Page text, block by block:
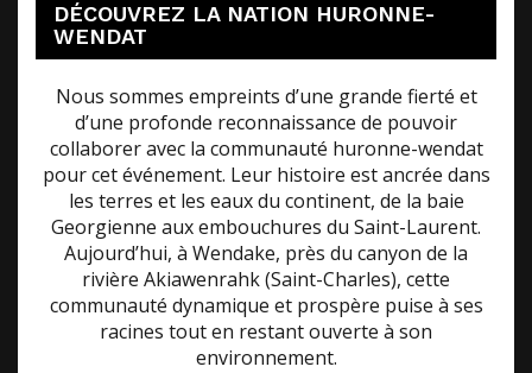
DÉCOUVREZ LA NATION HURONNE-
WENDAT
Nous sommes empreints d’une grande fierté et
d’une profonde reconnaissance de pouvoir
collaborer avec la communauté huronne-wendat
pour cet événement. Leur histoire est ancrée dans
les terres et les eaux du continent, de la baie
Georgienne aux embouchures du Saint-Laurent.
Aujourd’hui, à Wendake, près du canyon de la
rivière Akiawenrahk (Saint-Charles), cette
communauté dynamique et prospère puise à ses
racines tout en restant ouverte à son
environnement.